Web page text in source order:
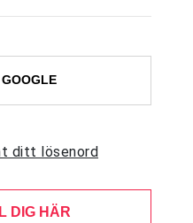
ditt lösenord
DIG HÄR